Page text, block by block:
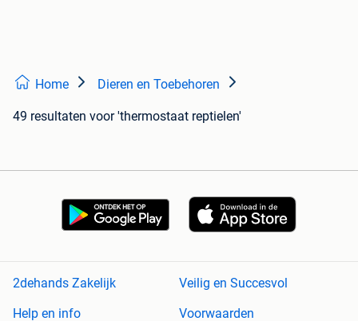
Home Dieren en Toebehoren
49 resultaten voor 'thermostaat reptielen'
2dehands Zakelijk
Veilig en Succesvol
Help en info
Voorwaarden